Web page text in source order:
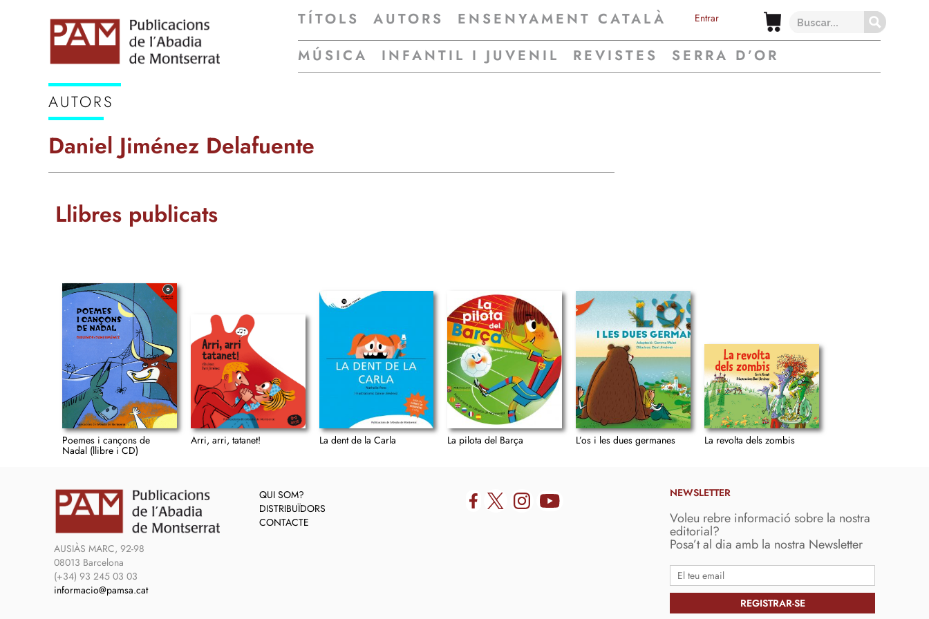
TÍTOLS AUTORS ENSENYAMENT CATALÀ Entrar
MÚSICA INFANTIL I JUVENIL REVISTES SERRA D’OR
AUTORS
Daniel Jiménez Delafuente
Llibres publicats
Poemes i cançons de
Nadal (llibre i CD)
Arri, arri, tatanet! La dent de la Carla La pilota del Barça L’os i les dues germanes La revolta dels zombis
AUSIÀS MARC, 92-98
08013 Barcelona
(+34) 93 245 03 03
informacio@pamsa.cat
QUI SOM?
DISTRIBUÏDORS
CONTACTE
NEWSLETTER
Voleu rebre informació sobre la nostra
editorial?
Posa’t al dia amb la nostra Newsletter